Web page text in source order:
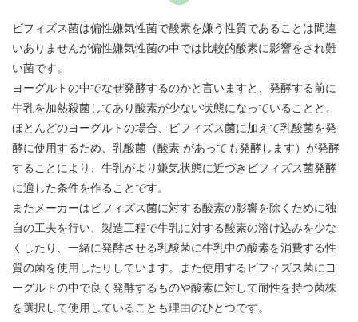
ビフィズス菌は偏性嫌気性菌で酸素を嫌う性質であることは間違
いありませんが偏性嫌気性菌の中では比較的酸素に影響をされ難
い菌です。
ヨーグルトの中でなぜ発酵するのかと言いますと、発酵する前に
牛乳を加熱殺菌してあり酸素が少ない状態になっていることと、
ほとんどのヨーグルトの場合、ビフィズス菌に加えて乳酸菌を発
酵に使用するため、乳酸菌（酸素 があっても発酵します）が発酵
することにより、牛乳がより嫌気状態に近づきビフィズス菌発酵
に適した条件を作ることです。
またメーカーはビフィズス菌に対する酸素の影響を除くために独
自の工夫を行い、製造工程で牛乳に対する酸素の溶け込みを少な
くしたり、一緒に発酵させる乳酸菌に牛乳中の酸素を消費する性
質の菌を使用したりしています。また使用するビフィズス菌にヨ
ーグルトの中で良く発酵するものや酸素に対して耐性を持つ菌株
を選択して使用していることも理由のひとつです。